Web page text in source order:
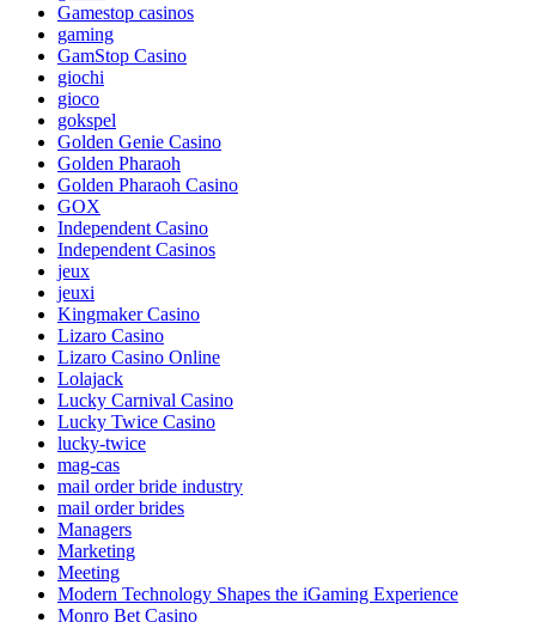
Gamestop casinos
gaming
GamStop Casino
giochi
gioco
gokspel
Golden Genie Casino
Golden Pharaoh
Golden Pharaoh Casino
GOX
Independent Casino
Independent Casinos
jeux
jeuxi
Kingmaker Casino
Lizaro Casino
Lizaro Casino Online
Lolajack
Lucky Carnival Casino
Lucky Twice Casino
lucky-twice
mag-cas
mail order bride industry
mail order brides
Managers
Marketing
Meeting
Modern Technology Shapes the iGaming Experience
Monro Bet Casino